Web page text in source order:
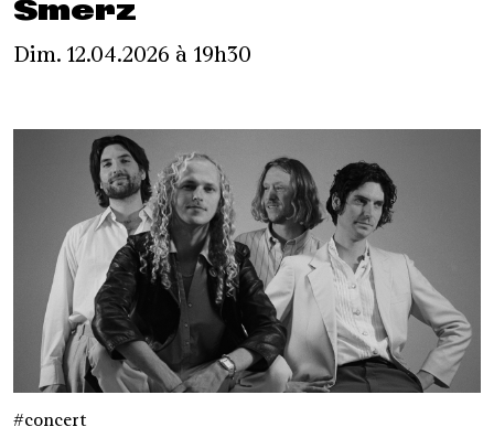
Smerz
Dim. 12.04.2026 à 19h30
concert